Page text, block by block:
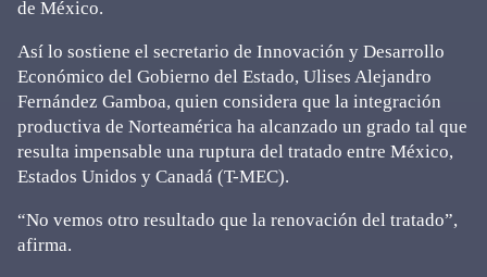
de México.
Así lo sostiene el secretario de Innovación y Desarrollo
Económico del Gobierno del Estado, Ulises Alejandro
Fernández Gamboa, quien considera que la integración
productiva de Norteamérica ha alcanzado un grado tal que
resulta impensable una ruptura del tratado entre México,
Estados Unidos y Canadá (T-MEC).
“No vemos otro resultado que la renovación del tratado”,
afirma.